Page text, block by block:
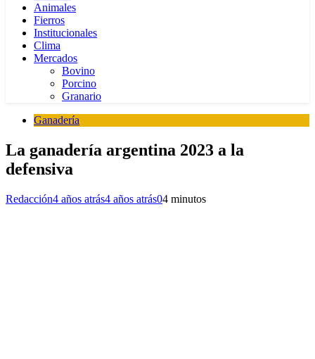
Animales
Fierros
Institucionales
Clima
Mercados
Bovino
Porcino
Granario
Ganadería
La ganadería argentina 2023 a la
defensiva
Redacción4 años atrás4 años atrás04 minutos